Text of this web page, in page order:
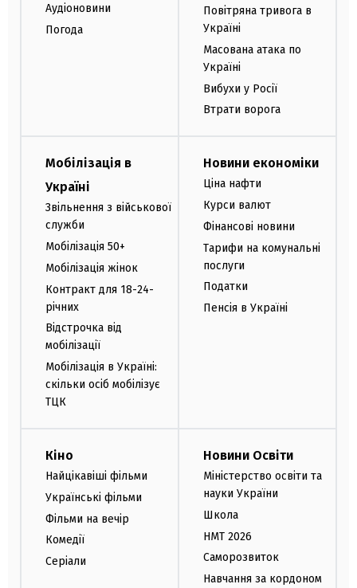
Аудіоновини
Погода
Повітряна тривога в
Україні
Масована атака по
Україні
Вибухи у Росії
Втрати ворога
Мобілізація в
Україні
Звільнення з військової
служби
Мобілізація 50+
Мобілізація жінок
Контракт для 18-24-
річних
Відстрочка від
мобілізації
Мобілізація в Україні:
скільки осіб мобілізує
ТЦК
Новини економіки
Ціна нафти
Курси валют
Фінансові новини
Тарифи на комунальні
послуги
Податки
Пенсія в Україні
Кіно
Найцікавіші фільми
Українські фільми
Фільми на вечір
Комедії
Серіали
Новини Освіти
Міністерство освіти та
науки України
Школа
НМТ 2026
Саморозвиток
Навчання за кордоном